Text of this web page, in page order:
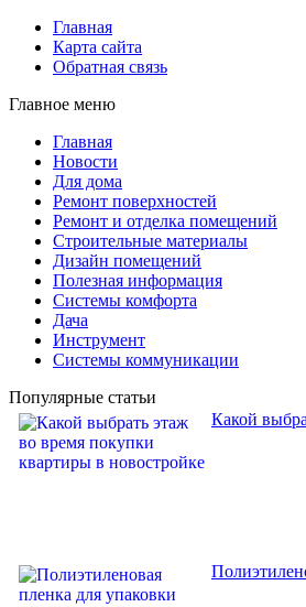
Главная
Карта сайта
Обратная связь
Главное меню
Главная
Новости
Для дома
Ремонт поверхностей
Ремонт и отделка помещений
Строительные материалы
Дизайн помещений
Полезная информация
Системы комфорта
Дача
Инструмент
Системы коммуникации
Популярные статьи
Какой